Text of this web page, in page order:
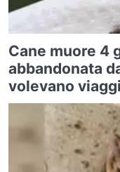
Cane muore 4
abbandonata
volevano